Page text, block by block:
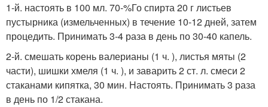
1-й. настоять в 100 мл. 70-%Го спирта 20 г листьев
пустырника (измельченных) в течение 10-12 дней, затем
процедить. Принимать 3-4 раза в день по 30-40 капель.
2-й. смешать корень валерианы (1 ч. ), листья мяты (2
части), шишки хмеля (1 ч. ), и заварить 2 ст. л. смеси 2
стаканами кипятка, 30 мин. Настоять. Принимать 3 раза
в день по 1/2 стакана.